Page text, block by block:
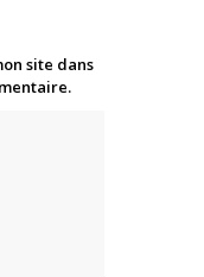
site dans